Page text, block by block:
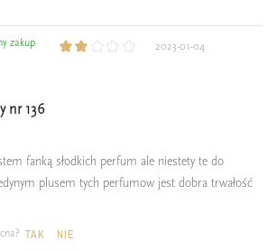
zakup 2023-01-04
nr 136
fanką słodkich perfum ale niestety te do
plusem tych perfumow jest dobra trwałość
TAK NIE